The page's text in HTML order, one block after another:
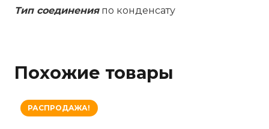
Тип соединенияпо конденсату
Похожие товары
РАСПРОДАЖА!